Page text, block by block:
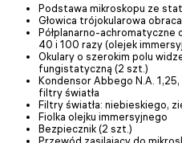
Podstawa mikroskopu ze
Głowica trójokularowa
Półplanarno-achromatyczne
40 i 100 razy (olejek
Okulary o szerokim polu
fungistatyczną (2 szt.)
Kondensor Abbego N.A.
filtry światła
Filtry światła: niebieskiego,
Fiolka olejku immersyjnego
Bezpiecznik (2 szt.)
Przewód zasilający do